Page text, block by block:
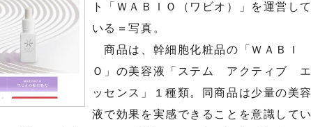
ト「ＷＡＢＩＯ（ワビオ）」を運営して
いる＝写真。
商品は、幹細胞化粧品の「ＷＡＢＩ
Ｏ」の美容液「ステム アクティブ エ
ッセンス」１種類。同商品は少量の美容
液で効果を実感できることを意識してい